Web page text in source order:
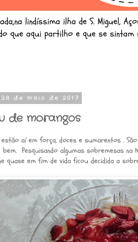
lindíssima ilha de S. Miguel,
que aqui partilho e que se
de maio de 2017
de morangos
estão aí em força, doces e sumarentos .
Pesquisando algumas sobremesas
quase em fim de vida ficou decidida a